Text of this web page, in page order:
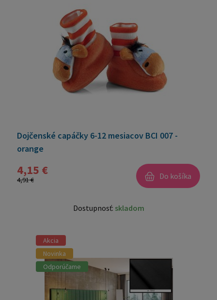
Dojčenské capáčky 6-12 mesiacov BCI 007 -
orange
4,15 €
4,91 € Do košíka
Dostupnosť: skladom
Akcia
Novinka
Odporúčame